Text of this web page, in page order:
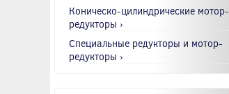
Коническо-цилиндрические мотор-
редукторы ›
Специальные редукторы и мотор-
редукторы ›